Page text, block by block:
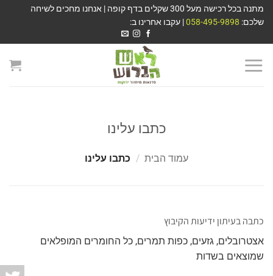
מתנה בכל רכישה מעל 300 שקלים בדף קופה | אנחנו מחכים לשיחה
שלכם: 058-495-9898| עקבו אחרינו ב:
כתבו עלינו
עמוד הבית / כתבו עלינו
כתבה בעיתון ידיעות הקיבוץ
אצטרובלים, גזעים, כפות תמרים, כל החומרים המופלאים
שמוצאים בשדות